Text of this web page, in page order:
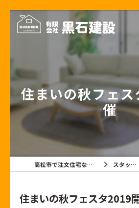
住まいの秋フェ
催
高松市で注文住宅なら有限会社黒石建設 スタッフブログ
住まいの秋フェスタ2019